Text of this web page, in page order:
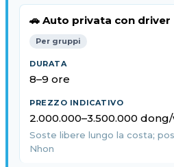
🚗 Auto privata con driver
Per gruppi
8–9 ore
2.000.000–3.500.000
Soste libere lungo la costa;
Nhon